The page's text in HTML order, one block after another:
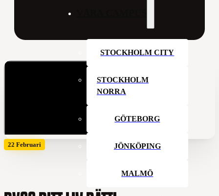
STOCKHOLM CITY
STOCKHOLM
NORRA
GÖTEBORG
JÖNKÖPING
MALMÖ
22 Februari